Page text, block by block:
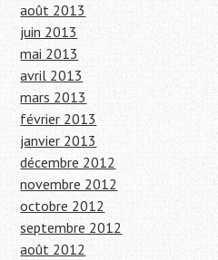
août 2013
juin 2013
mai 2013
avril 2013
mars 2013
février 2013
janvier 2013
décembre 2012
novembre 2012
octobre 2012
septembre 2012
août 2012